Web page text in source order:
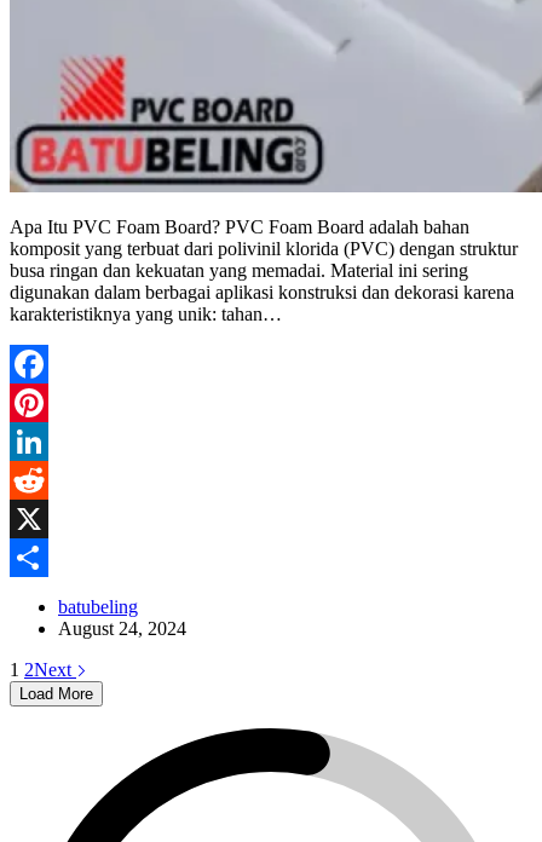
Apa Itu PVC Foam Board? PVC Foam Board adalah bahan
komposit yang terbuat dari polivinil klorida (PVC) dengan struktur
busa ringan dan kekuatan yang memadai. Material ini sering
digunakan dalam berbagai aplikasi konstruksi dan dekorasi karena
karakteristiknya yang unik: tahan…
Facebook
Pinterest
LinkedIn
Reddit
X
batubeling
August 24, 2024
1 2Next
Load More